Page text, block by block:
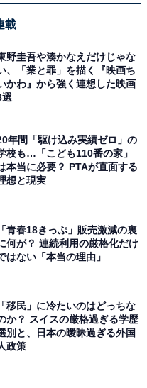
載
野圭吾や湊かなえだけじゃな
、「業と罪」を描く『映画ち
かわ』から強く連想した映画
選
年間「駆け込み実績ゼロ」の
校も…「こども110番の家」
本当に必要？ PTAが直面する
想と現実
「青春18きっぷ」販売激減の裏
何が？ 連続利用の厳格化だけ
はない「本当の理由」
「移民」に冷たいのはどっちな
か？ スイスの厳格過ぎる学歴
別と、日本の曖昧過ぎる外国
政策